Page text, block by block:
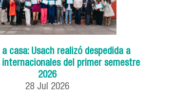
a casa: Usach realizó despedida a
del primer semestre
2026
28 Jul 2026